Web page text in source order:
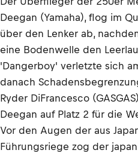
Deegan (Yamaha), flog im
über den Lenker ab,
eine Bodenwelle den
'Dangerboy' verletzte sich
danach
Ryder DiFrancesco
Deegan auf Platz 2 für die
Vor den Augen der aus
Führungsriege zog der